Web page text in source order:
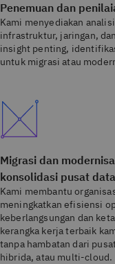
Penemuan dan
Kami menyediakan
infrastruktur, jaringan,
insight penting,
untuk migrasi atau
Migrasi dan
konsolidasi pusat data
Kami membantu
meningkatkan efisiensi
keberlangsungan dan
kerangka kerja terbaik
tanpa hambatan dari
hibrida, atau multi-cloud.